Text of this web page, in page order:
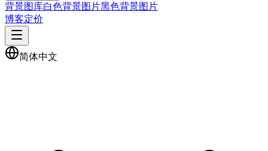
背景图库白色背景图片黑色背景图片
博客定价
简体中文